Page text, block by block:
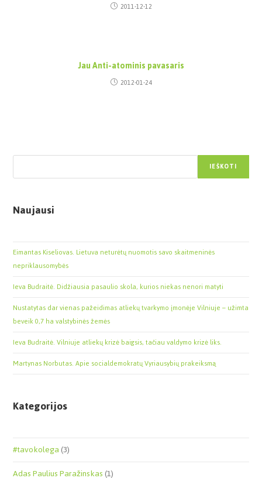
2011-12-12
Jau Anti-atominis pavasaris
2012-01-24
IEŠKOTI
Naujausi
Eimantas Kiseliovas. Lietuva neturėtų nuomotis savo skaitmeninės
nepriklausomybės
Ieva Budraitė. Didžiausia pasaulio skola, kurios niekas nenori matyti
Nustatytas dar vienas pažeidimas atliekų tvarkymo įmonėje Vilniuje – užimta
beveik 0,7 ha valstybinės žemės
Ieva Budraitė. Vilniuje atliekų krizė baigsis, tačiau valdymo krizė liks.
Martynas Norbutas. Apie socialdemokratų Vyriausybių prakeiksmą
Kategorijos
#tavokolega(3)
Adas Paulius Paražinskas(1)